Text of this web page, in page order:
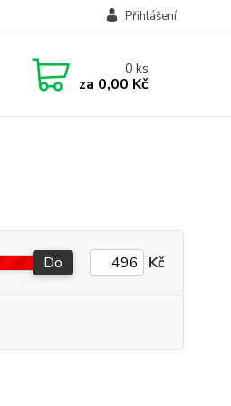
Přihlášení
0ks
za 0,00 Kč
Do Kč